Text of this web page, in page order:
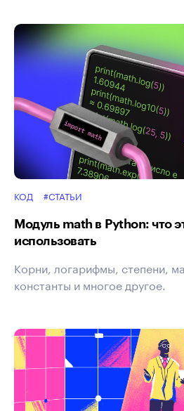
КОД #СТАТЬИ
Модуль math в Python: что
использовать
Корни, логарифмы, степени,
константы и многое другое.